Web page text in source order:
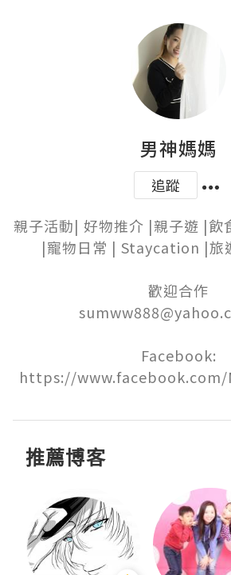
男神媽媽
追蹤
親子活動| 好物推介 |親子遊 |飲
|寵物日常 | Staycation |旅
歡迎合作
Facebook:
https://www.facebook.com/
推薦博客